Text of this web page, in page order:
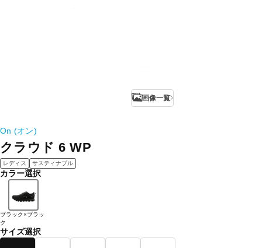
画像一覧
On (オン)
クラウド 6 WP
レディス サスティナブル
カラー選択
ブラック×ブラッ
ク
サイズ選択